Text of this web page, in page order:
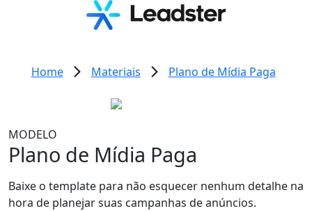
Home Materiais Plano de Mídia Paga
MODELO
Plano de Mídia Paga
Baixe o template para não esquecer nenhum detalhe na
hora de planejar suas campanhas de anúncios.